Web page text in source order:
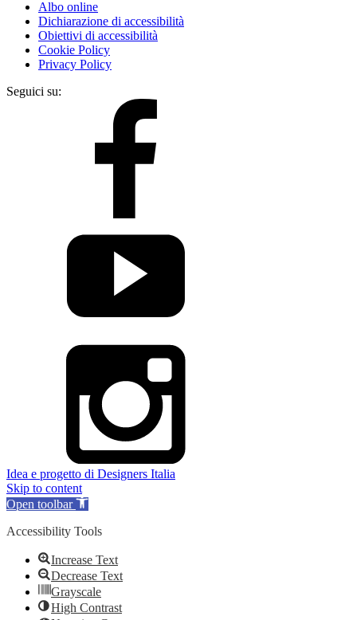
Albo online
Dichiarazione di accessibilità
Obiettivi di accessibilità
Cookie Policy
Privacy Policy
Seguici su:
Idea e progetto di Designers Italia
Skip to content
Open toolbar
Accessibility Tools
Increase Text
Decrease Text
Grayscale
High Contrast